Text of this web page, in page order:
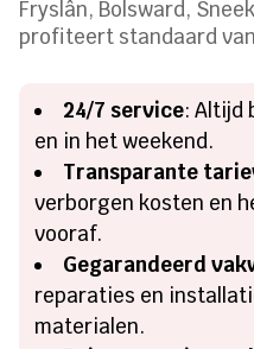
Fryslân, Bolsward,
profiteert standaard
24/7 service: Altijd
en in het weekend.
Transparante
verborgen kosten en
vooraf.
Gegarandeerd
reparaties en
materialen.